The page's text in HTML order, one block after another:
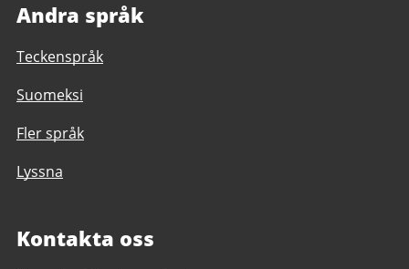
Andra språk
Teckenspråk
Suomeksi
Fler språk
Lyssna
Kontakta oss